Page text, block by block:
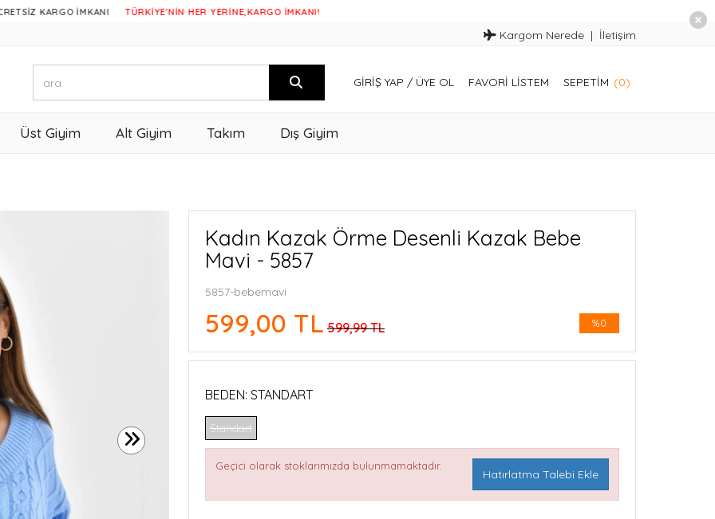
KARGO İMKANI TÜRKİYE'NİN HER YERİNE,KARGO İMKANI!
Kargom Nerede İletişim
GIRIŞ YAP / ÜYE OL FAVORI LISTEM SEPETIM (0)
Üst Giyim Alt Giyim Takım Dış Giyim
Kadın Kazak Örme Desenli Kazak Bebe
Mavi - 5857
5857-bebemavi
%0
599,00 TL 599,99 TL
BEDEN: STANDART
Standart
Geçici olarak stoklarımızda bulunmamaktadır.
Hatırlatma Talebi Ekle